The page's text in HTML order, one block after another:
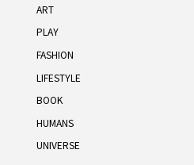
ART
PLAY
FASHION
LIFESTYLE
BOOK
HUMANS
UNIVERSE